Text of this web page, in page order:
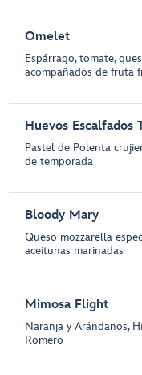
Omelet
Espárrago, tomate,
acompañados de fruta
Huevos Escalfados
Pastel de Polenta
de temporada
Bloody Mary
Queso mozzarella
aceitunas marinadas
Mimosa Flight
Naranja y Arándanos,
Romero